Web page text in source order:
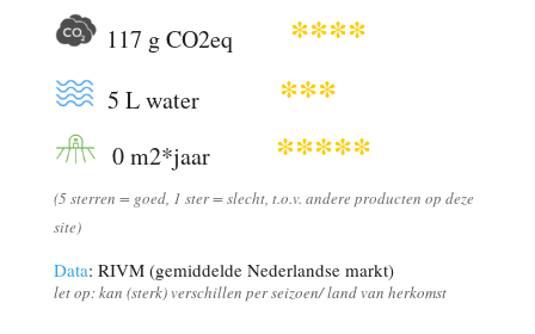
117 g CO2eq ****
5 L water ***
0 m2*jaar *****
(5 sterren = goed, 1 ster = slecht, t.o.v. andere producten op deze
site)
Data: RIVM (gemiddelde Nederlandse markt)
let op: kan (sterk) verschillen per seizoen/ land van herkomst